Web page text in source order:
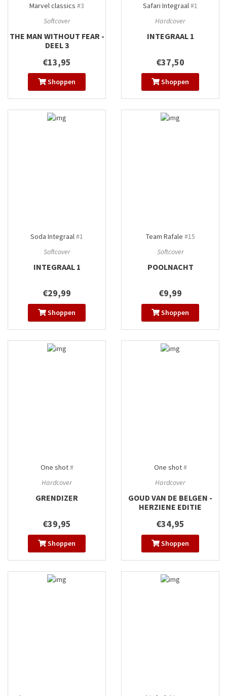
Marvel classics #3
Softcover
THE MAN WITHOUT FEAR -
DEEL 3
€13,95
Shoppen
Safari Integraal#1
Hardcover
INTEGRAAL 1
€37,50
Shoppen
Soda Integraal#1
Softcover
INTEGRAAL 1
€29,99
Shoppen
Team Rafale #15
Softcover
POOLNACHT
€9,99
Shoppen
One shot#
Hardcover
GRENDIZER
€39,95
Shoppen
One shot#
Hardcover
GOUD VAN DE BELGEN -
HERZIENE EDITIE
€34,95
Shoppen